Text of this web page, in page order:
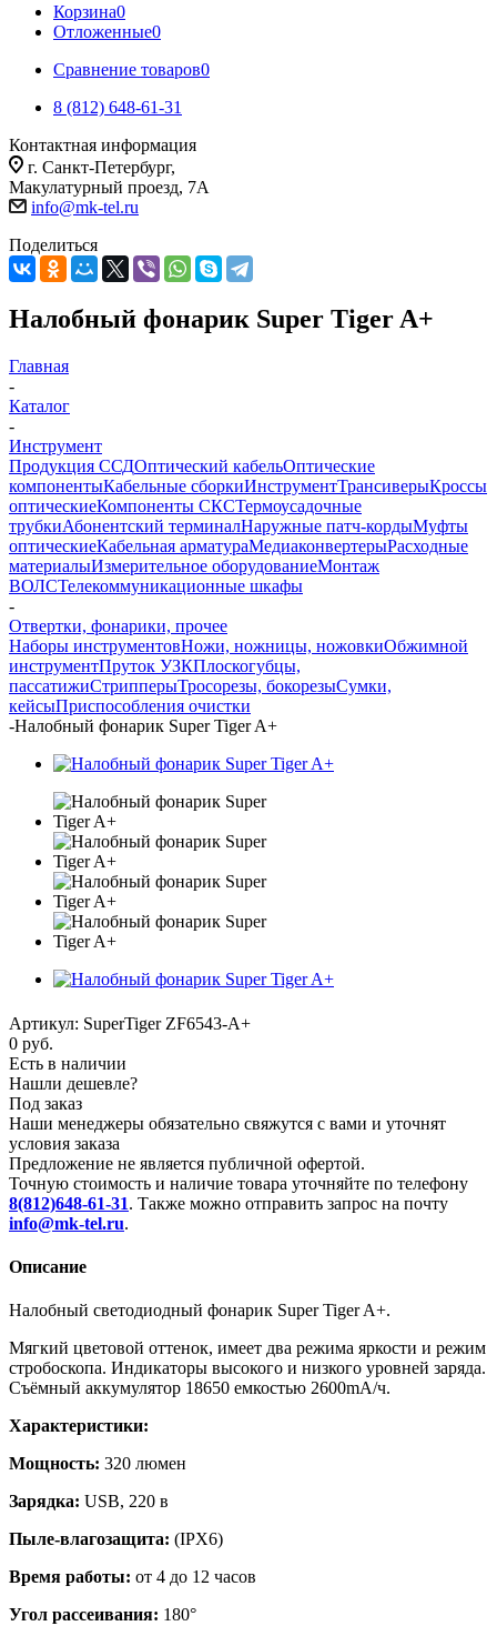
Корзина0
Отложенные0
Сравнение товаров0
8 (812) 648-61-31
Контактная информация
г. Санкт-Петербург,
Макулатурный проезд, 7А
info@mk-tel.ru
Поделиться
Налобный фонарик Super Tiger A+
Главная
-
Каталог
-
Инструмент
Продукция ССДОптический кабельОптические
компонентыКабельные сборкиИнструментТрансиверыКроссы
оптическиеКомпоненты СКСТермоусадочные
трубкиАбонентский терминалНаружные патч-кордыМуфты
оптическиеКабельная арматураМедиаконвертерыРасходные
материалыИзмерительное оборудованиеМонтаж
ВОЛСТелекоммуникационные шкафы
-
Отвертки, фонарики, прочее
Наборы инструментовНожи, ножницы, ножовкиОбжимной
инструментПруток УЗКПлоскогубцы,
пассатижиСтрипперыТросорезы, бокорезыСумки,
кейсыПриспособления очистки
-Налобный фонарик Super Tiger A+
Артикул: SuperTiger ZF6543-A+
0 руб.
Есть в наличии
Нашли дешевле?
Под заказ
Наши менеджеры обязательно свяжутся с вами и уточнят
условия заказа
Предложение не является публичной офертой.
Точную стоимость и наличие товара уточняйте по телефону
8(812)648-61-31. Также можно отправить запрос на почту
info@mk-tel.ru.
Описание
Налобный светодиодный фонарик Super Tiger A+.
Мягкий цветовой оттенок, имеет два режима яркости и режим
стробоскопа. Индикаторы высокого и низкого уровней заряда.
Съёмный аккумулятор 18650 емкостью 2600mA/ч.
Характеристики:
Мощность: 320 люмен
Зарядка: USB, 220 в
Пыле-влагозащита: (IPX6)
Время работы: от 4 до 12 часов
Угол рассеивания: 180°